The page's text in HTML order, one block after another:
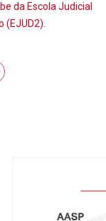
da Escola Judicial
(EJUD2)